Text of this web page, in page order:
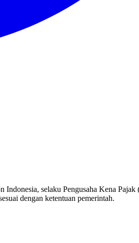
selaku Pengusaha Kena Pajak
dengan ketentuan pemerintah.